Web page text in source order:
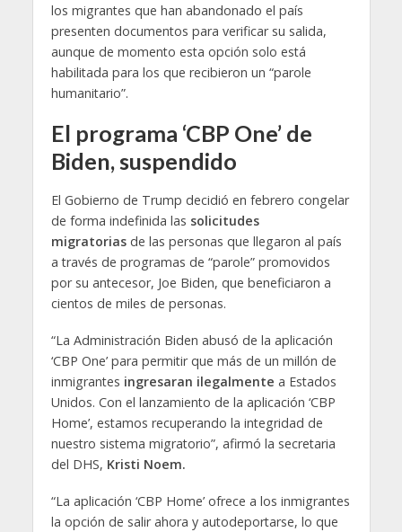
los migrantes que han abandonado el país
presenten documentos para verificar su salida,
aunque de momento esta opción solo está
habilitada para los que recibieron un “parole
humanitario”.
El programa ‘CBP One’ de
Biden, suspendido
El Gobierno de Trump decidió en febrero congelar
de forma indefinida las solicitudes
migratoriasde las personas que llegaron al país
a través de programas de “parole” promovidos
por su antecesor, Joe Biden, que beneficiaron a
cientos de miles de personas.
“La Administración Biden abusó de la aplicación
‘CBP One’ para permitir que más de un millón de
inmigrantes ingresaran ilegalmente a Estados
Unidos. Con el lanzamiento de la aplicación ‘CBP
Home’, estamos recuperando la integridad de
nuestro sistema migratorio”, afirmó la secretaria
del DHS, Kristi Noem.
“La aplicación ‘CBP Home’ ofrece a los inmigrantes
la opción de salir ahora y autodeportarse, lo que